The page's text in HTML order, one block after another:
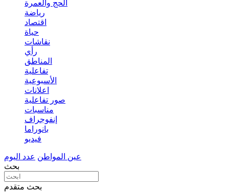
الحج والعمرة
رياضة
اقتصاد
حياة
نقاشات
رأي
المناطق
تفاعلية
الأسبوعية
اعلانات
صور تفاعلية
مناسبات
إنفوجراف
بانوراما
فيديو
عين المواطن عدد اليوم
بحث
بحث متقدم